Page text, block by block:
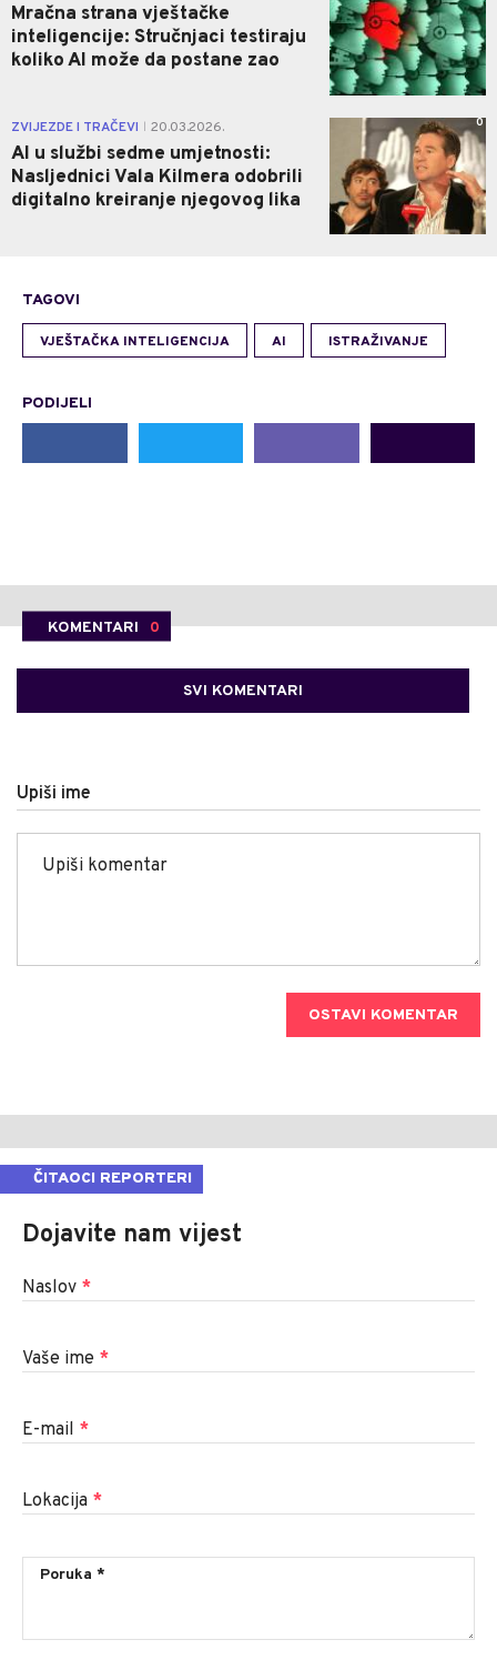
Mračna strana vještačke
inteligencije: Stručnjaci testiraju
koliko AI može da postane zao
ZVIJEZDE I TRAČEVI 20.03.2026.
AI u službi sedme umjetnosti:
Nasljednici Vala Kilmera odobrili
digitalno kreiranje njegovog lika
0
TAGOVI
VJEŠTAČKA INTELIGENCIJA AI ISTRAŽIVANJE
PODIJELI
KOMENTARI 0
SVI KOMENTARI
Upiši ime
OSTAVI KOMENTAR
ČITAOCI REPORTERI
Dojavite nam vijest
Naslov *
Vaše ime *
E-mail *
Lokacija *